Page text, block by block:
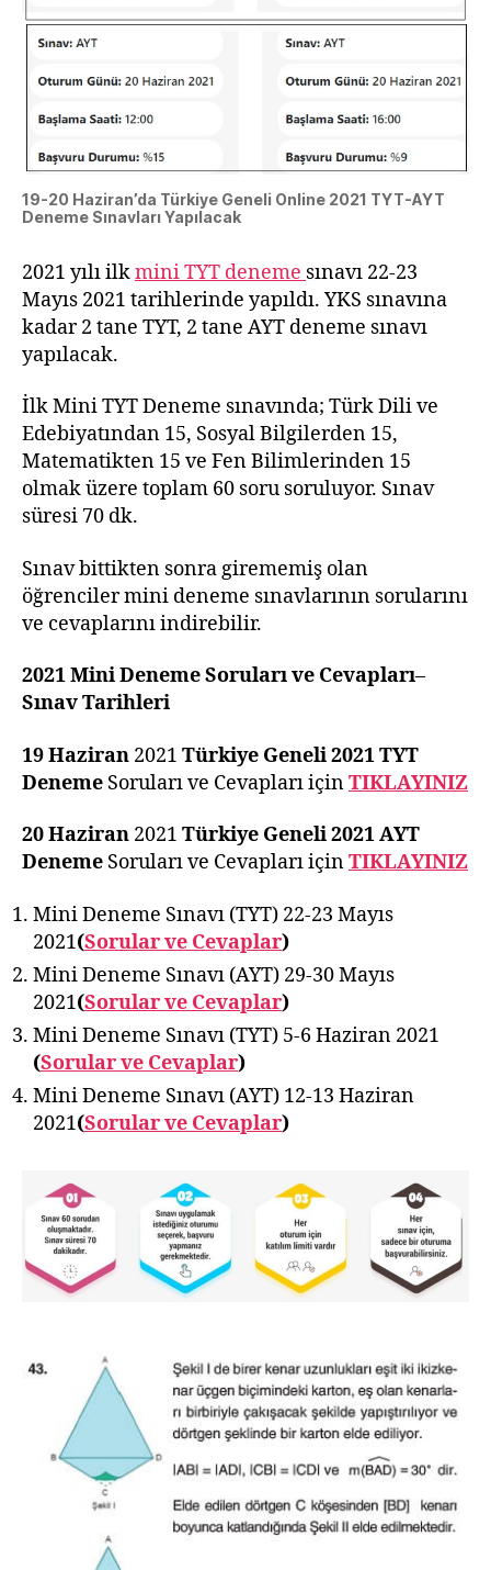
19-20 Haziran’da Türkiye Geneli Online 2021 TYT-AYT
Deneme Sınavları Yapılacak
2021 yılı ilkmini TYT deneme sınavı 22-23
Mayıs 2021 tarihlerinde yapıldı. YKS sınavına
kadar 2 tane TYT, 2 tane AYT deneme sınavı
yapılacak.
İlk Mini TYT Deneme sınavında; Türk Dili ve
Edebiyatından 15, Sosyal Bilgilerden 15,
Matematikten 15 ve Fen Bilimlerinden 15
olmak üzere toplam 60 soru soruluyor. Sınav
süresi 70 dk.
Sınav bittikten sonra girememiş olan
öğrenciler mini deneme sınavlarının sorularını
ve cevaplarını indirebilir.
2021 Mini DenemeSoruları ve Cevapları–
Sınav Tarihleri
19 Haziran 2021 Türkiye Geneli 2021 TYT
Deneme Soruları ve Cevapları içinTIKLAYINIZ
20 Haziran 2021 Türkiye Geneli 2021 AYT
Deneme Soruları ve Cevapları içinTIKLAYINIZ
Mini Deneme Sınavı (TYT) 22-23 Mayıs
2021(Sorular ve Cevaplar)
Mini Deneme Sınavı (AYT) 29-30 Mayıs
2021(Sorular ve Cevaplar)
Mini Deneme Sınavı (TYT) 5-6 Haziran 2021
(Sorular ve Cevaplar)
Mini Deneme Sınavı (AYT) 12-13 Haziran
2021(Sorular ve Cevaplar)